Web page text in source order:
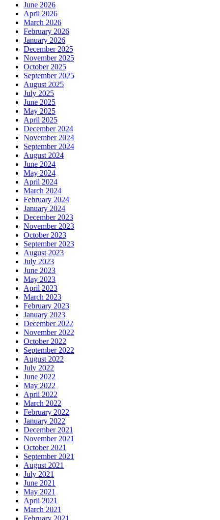
June 2026
April 2026
March 2026
February 2026
January 2026
December 2025
November 2025
October 2025
September 2025
August 2025
July 2025
June 2025
May 2025
April 2025
December 2024
November 2024
September 2024
August 2024
June 2024
May 2024
April 2024
March 2024
February 2024
January 2024
December 2023
November 2023
October 2023
September 2023
August 2023
July 2023
June 2023
May 2023
April 2023
March 2023
February 2023
January 2023
December 2022
November 2022
October 2022
September 2022
August 2022
July 2022
June 2022
May 2022
April 2022
March 2022
February 2022
January 2022
December 2021
November 2021
October 2021
September 2021
August 2021
July 2021
June 2021
May 2021
April 2021
March 2021
February 2021